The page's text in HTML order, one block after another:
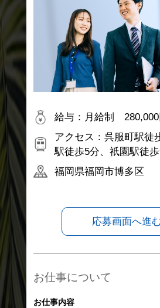
給与：月給制 280,000
アクセス：呉服町駅徒
駅徒歩5分、祇園駅徒
福岡県福岡市博多区
応募画面へ進
お仕事について
お仕事内容